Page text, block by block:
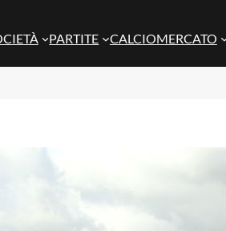
PARTITE CALCIOMERCATO